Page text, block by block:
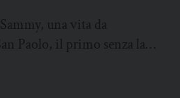
una vita da
Paolo, il primo senza la